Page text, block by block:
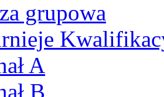
grupowa
A
B